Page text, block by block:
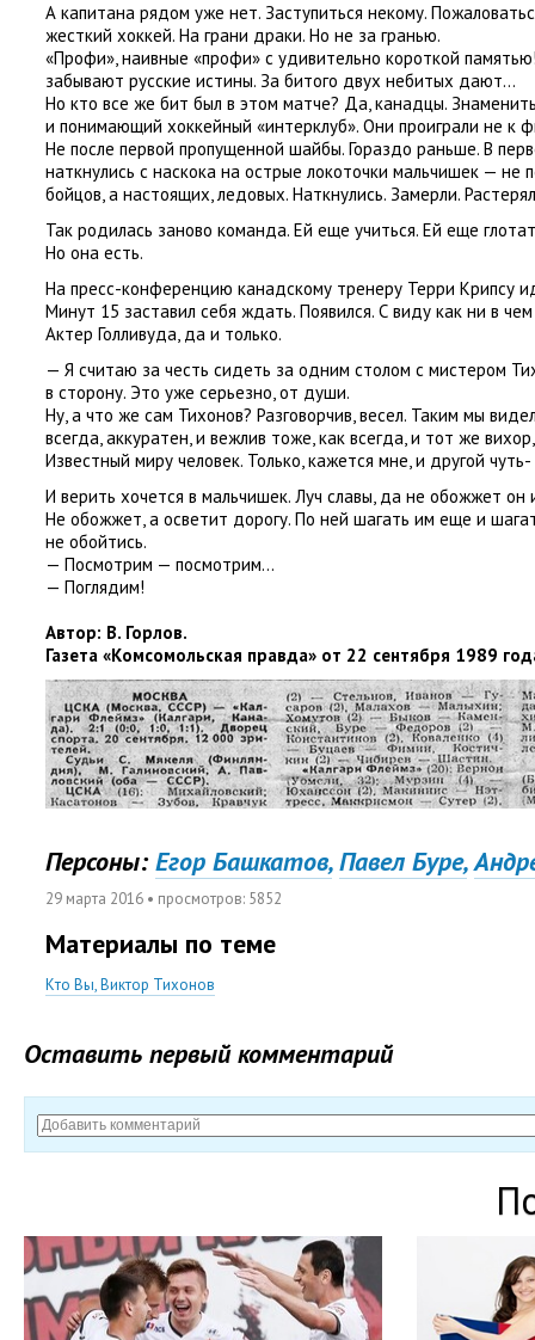
А капитана рядом уже нет. Заступиться некому.
жесткий хоккей. На грани драки. Но не за гранью.
«Профи», наивные «профи» с удивительно короткой
забывают русские истины. За битого двух небитых дают…
Но кто все же бит был в этом матче? Да, канадцы.
и понимающий хоккейный «интерклуб». Они проиграли не к
Не после первой пропущенной шайбы. Гораздо раньше. В
наткнулись с наскока на острые локоточки мальчишек — не
бойцов, а настоящих, ледовых. Наткнулись. Замерли.
Так родилась заново команда. Ей еще учиться. Ей еще
Но она есть.
На пресс-конференцию канадскому тренеру Терри Крипсу
Минут 15 заставил себя ждать. Появился. С виду как ни в
Актер Голливуда, да и только.
— Я считаю за честь сидеть за одним столом с мистером
в сторону. Это уже серьезно, от души.
Ну, а что же сам Тихонов? Разговорчив, весел. Таким мы
всегда, аккуратен, и вежлив тоже, как всегда, и тот же вихор,
Известный миру человек. Только, кажется мне, и другой чуть-
И верить хочется в мальчишек. Луч славы, да не обожжет он
Не обожжет, а осветит дорогу. По ней шагать им еще и
не обойтись.
— Посмотрим — посмотрим…
— Поглядим!
Автор: В. Горлов.
Газета «Комсомольская правда» от 22 сентября 1989
Персоны: Егор Башкатов, Павел Буре,
29 марта 2016 • просмотров: 5852
Материалы по теме
Кто Вы, Виктор Тихонов
Оставить первый комментарий